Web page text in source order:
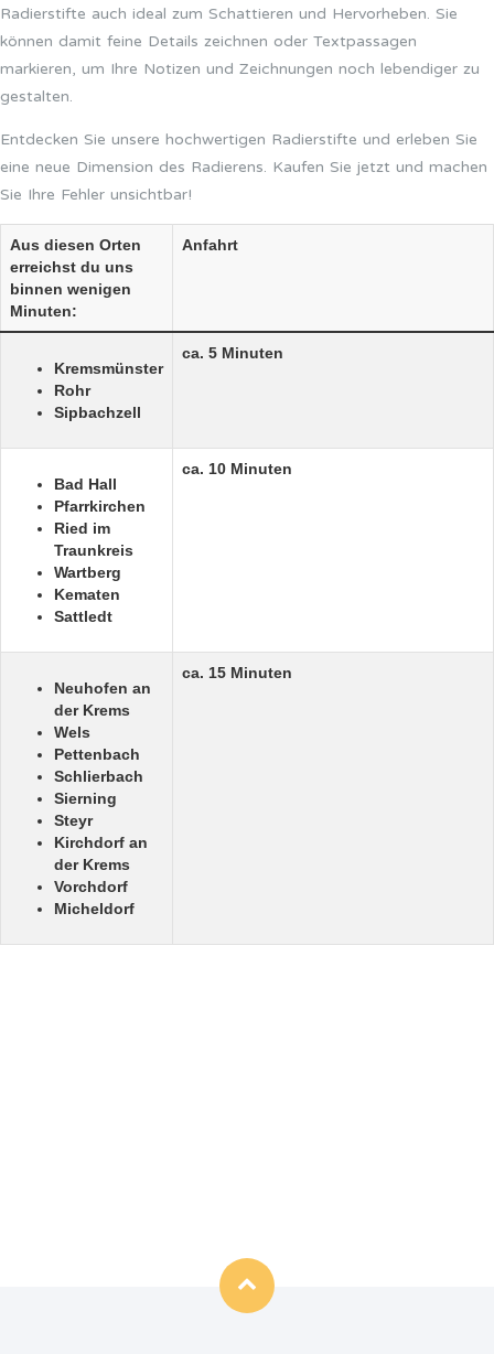
Radierstifte auch ideal zum Schattieren und Hervorheben. Sie
können damit feine Details zeichnen oder Textpassagen
markieren, um Ihre Notizen und Zeichnungen noch lebendiger zu
gestalten.
Entdecken Sie unsere hochwertigen Radierstifte und erleben Sie
eine neue Dimension des Radierens. Kaufen Sie jetzt und machen
Sie Ihre Fehler unsichtbar!
Aus diesen Orten
erreichst du uns
binnen wenigen
Minuten:
Anfahrt
Kremsmünster
Rohr
Sipbachzell
ca. 5 Minuten
Bad Hall
Pfarrkirchen
Ried im
Traunkreis
Wartberg
Kematen
Sattledt
ca. 10 Minuten
Neuhofen an
der Krems
Wels
Pettenbach
Schlierbach
Sierning
Steyr
Kirchdorf an
der Krems
Vorchdorf
Micheldorf
ca. 15 Minuten